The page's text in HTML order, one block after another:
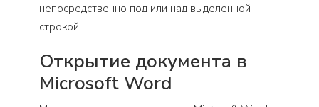
непосредственно под или над выделенной
строкой.
Открытие документа в
Microsoft Word